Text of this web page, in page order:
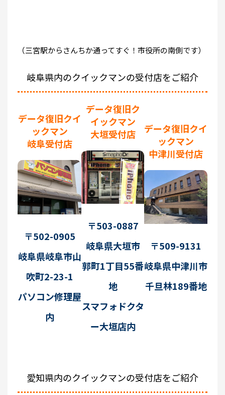
（三宮駅からさんちか通ってすぐ！市役所の南側です）
岐阜県内のクイックマンの受付店をご紹介
データ復旧クイ
ックマン
岐阜受付店
〒502-0905
岐阜県岐阜市山
吹町2-23-1
パソコン修理屋
内
データ復旧ク
イックマン
大垣受付店
〒503-0887
岐阜県大垣市
郭町1丁目55番
地
スマフォドクタ
ー大垣店内
データ復旧クイ
ックマン
中津川受付店
〒509-9131
岐阜県中津川市
千旦林189番地
愛知県内のクイックマンの受付店をご紹介